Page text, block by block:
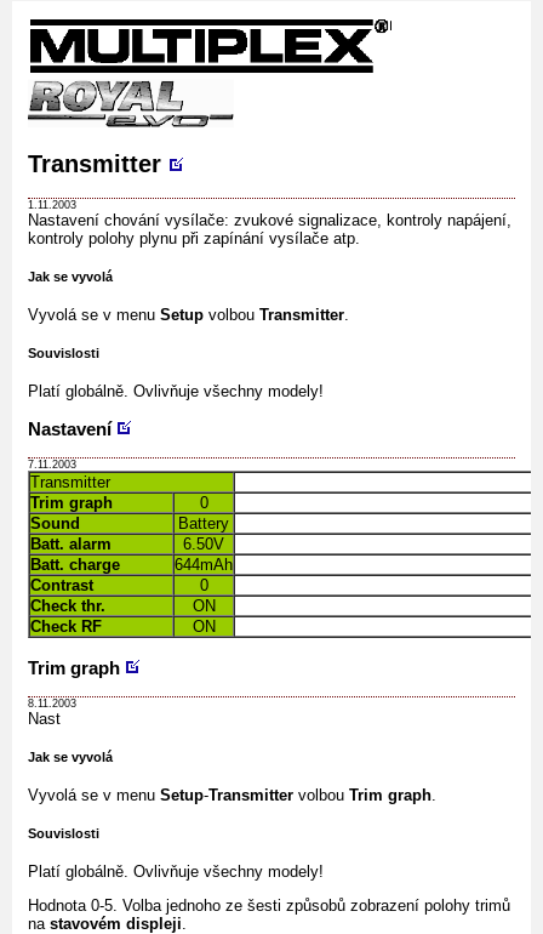
Transmitter
1.11.2003
Nastavení chování vysílače: zvukové signalizace, kontroly napájení,
kontroly polohy plynu při zapínání vysílače atp.
Jak se vyvolá
Vyvolá se v menu Setup volbou Transmitter.
Souvislosti
Platí globálně. Ovlivňuje všechny modely!
Nastavení
7.11.2003
Transmitter
Trim graph
0
Sound
Battery
Batt. alarm
6.50V
Batt. charge
644mAh
Contrast
0
Check thr.
ON
Check RF
ON
Trim graph
8.11.2003
Nast
Jak se vyvolá
Vyvolá se v menu Setup-Transmitter volbou Trim graph
Souvislosti
Platí globálně. Ovlivňuje všechny modely!
Hodnota 0-5. Volba jednoho ze šesti způsobů zobrazení polohy trimů
na stavovém displeji